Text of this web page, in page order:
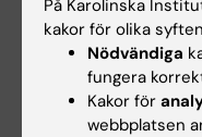
+46852488291
E-post:
På Karolinska
kakor för olika
Nödvändiga
fungera
Kakor för
webbplatsen